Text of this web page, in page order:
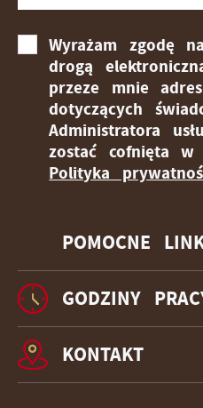
POMOCNE
Wyrażam zgodę
drogą
przeze mnie
dotyczących
Administratora
zostać cofnięta w
Polityka
GODZINY
KONTAKT